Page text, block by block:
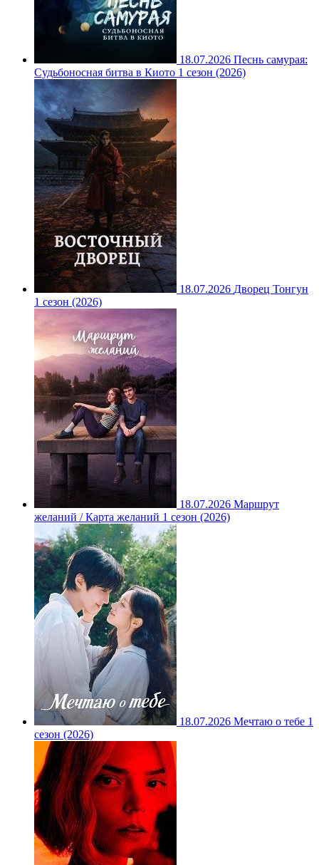
18.07.2026 Песнь самурая:
Судьбоносная битва в Киото 1 сезон (2026)
18.07.2026 Дворец Тонгун
1 сезон (2026)
18.07.2026 Маршрут
желаний / Карта желаний 1 сезон (2026)
18.07.2026 Мечтаю о тебе 1
сезон (2026)